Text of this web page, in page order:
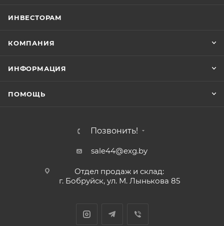
ИНВЕСТОРАМ
КОМПАНИЯ
ИНФОРМАЦИЯ
ПОМОЩЬ
Позвонить!
sale44@exg.by
Отдел продаж и склад:
г. Бобруйск, ул. М. Лынькова 85